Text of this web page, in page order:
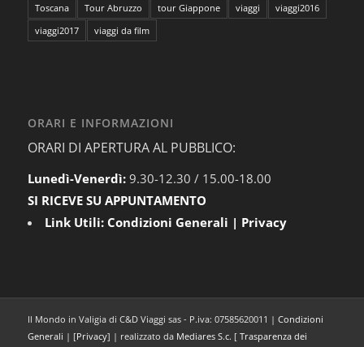
Toscana
Tour Abruzzo tour Giappone viaggi
viaggi2016
viaggi2017
viaggi da film
ORARI E INFORMAZIONI
ORARI DI APERTURA AL PUBBLICO:
Lunedì-Venerdì: 9.30-12.30 / 15.00-18.00
SI RICEVE SU APPUNTAMENTO
Link Utili: Condizioni Generali | Privacy
Il Mondo in Valigia di C&D Viaggi sas - P.iva: 07585620011 | Condizioni
Generali | [Privacy] | realizzato da Mediares S.c. [ Trasparenza dei